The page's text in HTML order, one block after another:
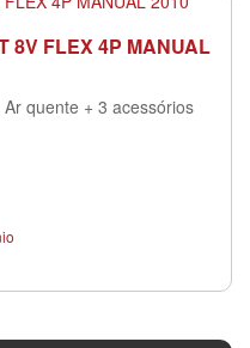
8V FLEX 4P MANUAL
quente + 3 acessórios